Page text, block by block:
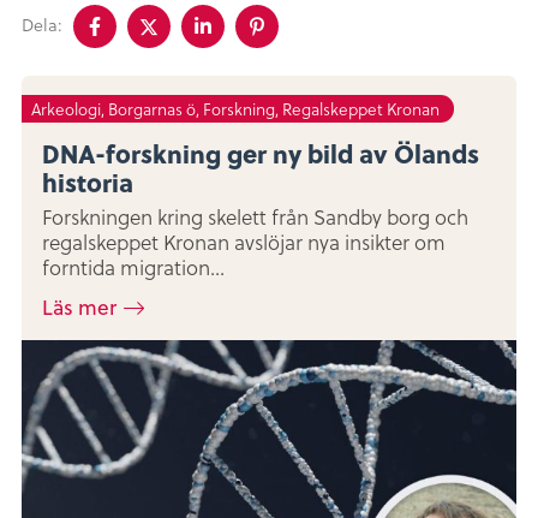
Dela:
Dela
på
Dela
på
Dela
på
på
Arkeologi, Borgarnas ö, Forskning, Regalskeppet Kronan
DNA-forskning ger ny bild av Ölands
historia
Forskningen kring skelett från Sandby borg och
regalskeppet Kronan avslöjar nya insikter om
forntida migration...
Läs mer